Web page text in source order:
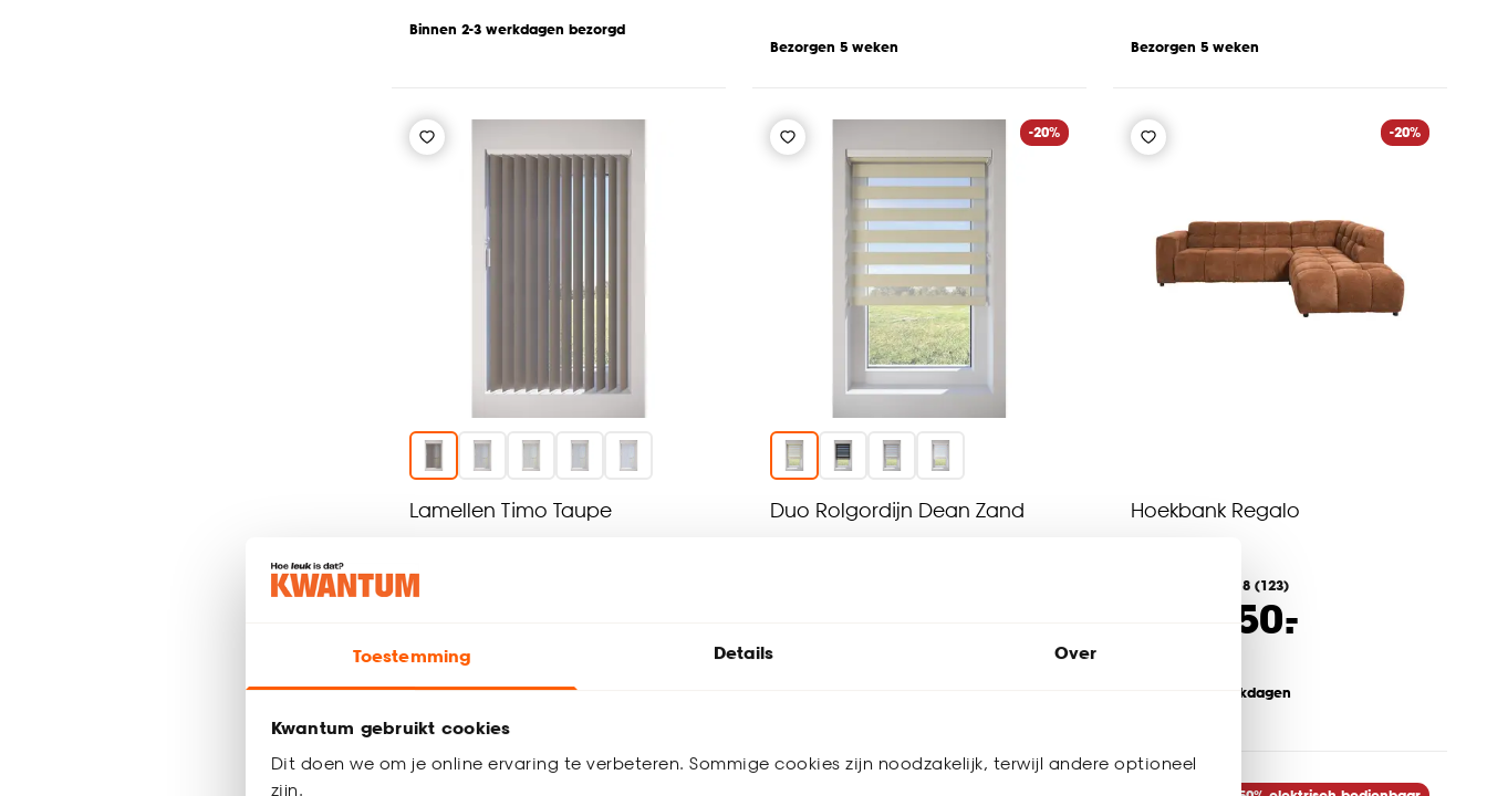
Toestemming Details Over
Kwantum gebruikt cookies
Dit doen we om je online ervaring te verbeteren. Sommige cookies zijn noodzakelijk, terwijl andere optioneel
zijn.
Binnen 2-3 werkdagen bezorgd
Bezorgen 5 weken Bezorgen 5 weken
Lamellen Timo Taupe
-20%
Duo Rolgordijn Dean Zand
-20%
Hoekbank Regalo
4.8 (123)
1350.
-
Bezorgen 4 werkdagen